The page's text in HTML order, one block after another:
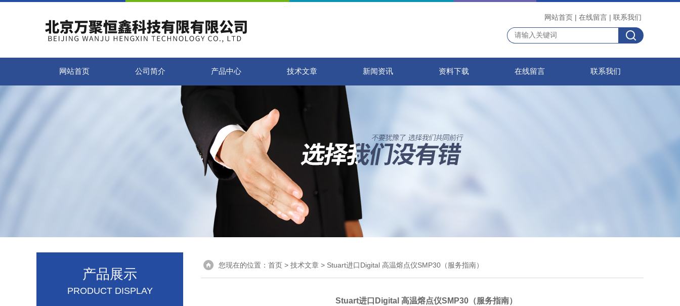
网站首页 | 在线留言 | 联系我们
网站首页 公司简介 产品中心 技术文章 新闻资讯 资料下载 在线留言 联系我们
产品展示
PRODUCT DISPLAY
您现在的位置： 首页 > 技术文章 > Stuart进口Digital 高温熔点仪SMP30（服务指南）
Stuart进口Digital 高温熔点仪SMP30（服务指南）